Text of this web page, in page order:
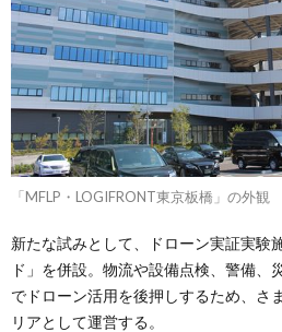
「MFLP・LOGIFRONT東京板橋」の外観
新たな試みとして、ドローン実証実験
ド」を併設。物流や設備点検、警備、
でドローン活用を後押しするため、さ
リアとして運営する。